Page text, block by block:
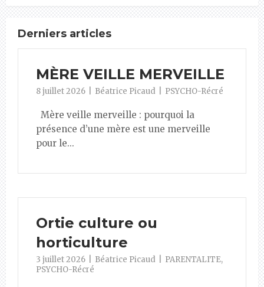
Derniers articles
MÈRE VEILLE MERVEILLE
8 juillet 2026 Béatrice Picaud PSYCHO-Récré
Mère veille merveille : pourquoi la
présence d’une mère est une merveille
pour le...
Ortie culture ou
horticulture
3 juillet 2026 Béatrice Picaud PARENTALITE,
PSYCHO-Récré